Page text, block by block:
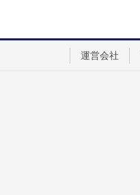
運営会社